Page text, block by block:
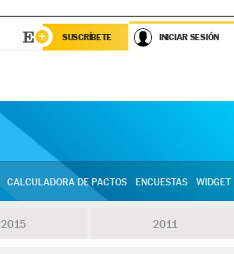
SUSCRÍBETE INICIAR SESIÓN
CALCULADORA DE PACTOS ENCUESTAS WIDGET
2015 2011